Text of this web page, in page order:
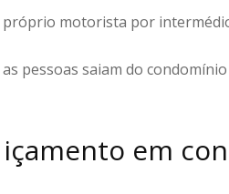
motorista por
pessoas saiam do
em